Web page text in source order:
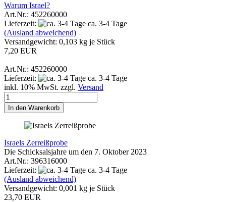
Warum Israel?
Art.Nr.: 452260000
Lieferzeit:
ca. 3-4 Tage
(Ausland abweichend)
Versandgewicht: 0,103 kg je Stück
7,20 EUR
Art.Nr.: 452260000
Lieferzeit:
ca. 3-4 Tage
inkl. 10% MwSt. zzgl. Versand
In den Warenkorb
Israels Zerreißprobe
Die Schicksalsjahre um den 7. Oktober 2023
Art.Nr.: 396316000
Lieferzeit:
ca. 3-4 Tage
(Ausland abweichend)
Versandgewicht: 0,001 kg je Stück
23,70 EUR